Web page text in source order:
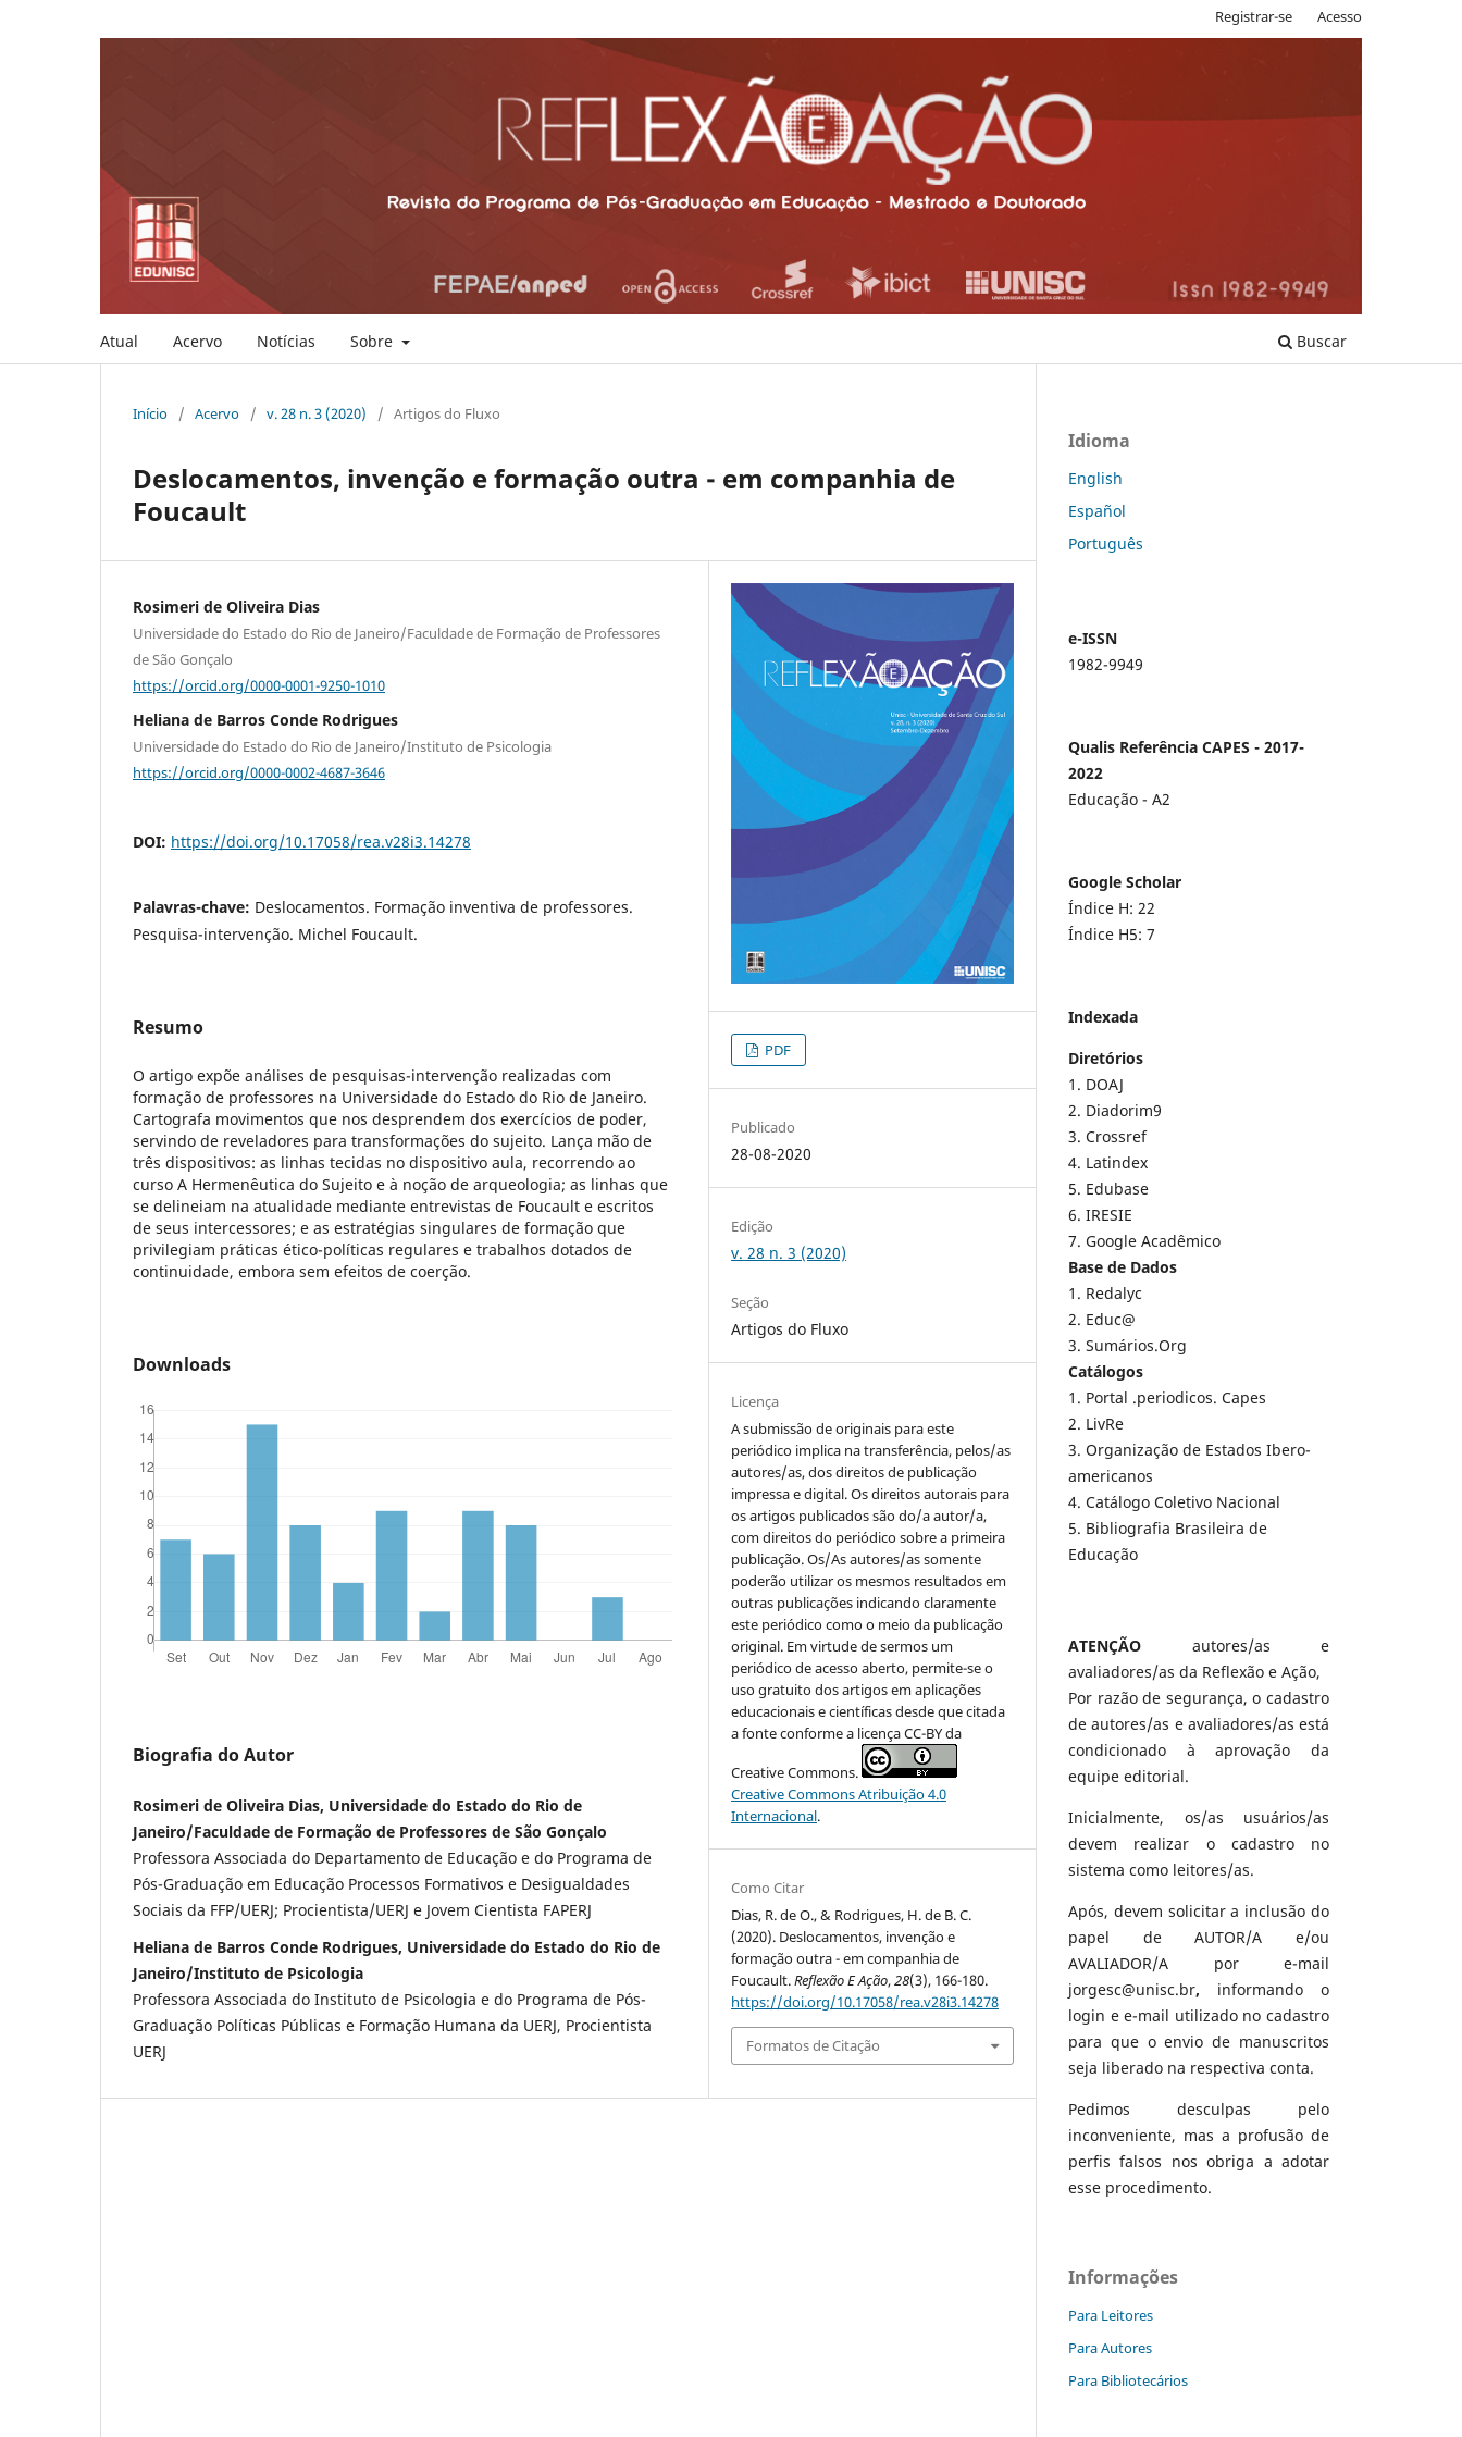
Atual Acervo Notícias Sobre Buscar
Registrar-se Acesso
Início / Acervo / v. 28 n. 3 (2020) / Artigos do Fluxo
Deslocamentos, invenção e formação outra - em companhia de
Foucault
Rosimeri de Oliveira Dias
Universidade do Estado do Rio de Janeiro/Faculdade de Formação de Professores
de São Gonçalo
https://orcid.org/0000-0001-9250-1010
Heliana de Barros Conde Rodrigues
Universidade do Estado do Rio de Janeiro/Instituto de Psicologia
https://orcid.org/0000-0002-4687-3646
DOI: https://doi.org/10.17058/rea.v28i3.14278
Palavras-chave: Deslocamentos. Formação inventiva de professores.
Pesquisa-intervenção. Michel Foucault.
Resumo
O artigo expõe análises de pesquisas-intervenção realizadas com
formação de professores na Universidade do Estado do Rio de Janeiro.
Cartografa movimentos que nos desprendem dos exercícios de poder,
servindo de reveladores para transformações do sujeito. Lança mão de
três dispositivos: as linhas tecidas no dispositivo aula, recorrendo ao
curso A Hermenêutica do Sujeito e à noção de arqueologia; as linhas que
se delineiam na atualidade mediante entrevistas de Foucault e escritos
de seus intercessores; e as estratégias singulares de formação que
privilegiam práticas ético-políticas regulares e trabalhos dotados de
continuidade, embora sem efeitos de coerção.
Downloads
Biografia do Autor
Rosimeri de Oliveira Dias, Universidade do Estado do Rio de
Janeiro/Faculdade de Formação de Professores de São Gonçalo
Professora Associada do Departamento de Educação e do Programa de
Pós-Graduação em Educação Processos Formativos e Desigualdades
Sociais da FFP/UERJ; Procientista/UERJ e Jovem Cientista FAPERJ
Heliana de Barros Conde Rodrigues, Universidade do Estado do Rio de
Janeiro/Instituto de Psicologia
Professora Associada do Instituto de Psicologia e do Programa de Pós-
Graduação Políticas Públicas e Formação Humana da UERJ, Procientista
UERJ
PDF
Publicado
28-08-2020
Edição
v. 28 n. 3 (2020)
Seção
Artigos do Fluxo
Licença
A submissão de originais para este
periódico implica na transferência, pelos/as
autores/as, dos direitos de publicação
impressa e digital. Os direitos autorais para
os artigos publicados são do/a autor/a,
com direitos do periódico sobre a primeira
publicação. Os/As autores/as somente
poderão utilizar os mesmos resultados em
outras publicações indicando claramente
este periódico como o meio da publicação
original. Em virtude de sermos um
periódico de acesso aberto, permite-se o
uso gratuito dos artigos em aplicações
educacionais e científicas desde que citada
a fonte conforme a licença CC-BY da
Creative Commons.
Creative Commons Atribuição 4.0
Internacional.
Como Citar
Dias, R. de O., & Rodrigues, H. de B. C.
(2020). Deslocamentos, invenção e
formação outra - em companhia de
Foucault.Reflexão E Ação,28(3), 166-180.
https://doi.org/10.17058/rea.v28i3.14278
Formatos de Citação
Idioma
English
Español
Português
e-ISSN
1982-9949
Qualis Referência CAPES - 2017-
2022
Educação - A2
Google Scholar
Índice H: 22
Índice H5: 7
Indexada
Diretórios
1. DOAJ
2. Diadorim9
3. Crossref
4. Latindex
5. Edubase
6. IRESIE
7. Google Acadêmico
Base de Dados
1. Redalyc
2. Educ@
3. Sumários.Org
Catálogos
1. Portal .periodicos. Capes
2. LivRe
3. Organização de Estados Ibero-
americanos
4. Catálogo Coletivo Nacional
5. Bibliografia Brasileira de
Educação
ATENÇÃO autores/as e
avaliadores/as da Reflexão e Ação,
Por razão de segurança, o cadastro
de autores/as e avaliadores/as está
condicionado à aprovação da
equipe editorial.
Inicialmente, os/as usuários/as
devem realizar o cadastro no
sistema como leitores/as.
Após, devem solicitar a inclusão do
papel de AUTOR/A e/ou
AVALIADOR/A por e-mail
jorgesc@unisc.br, informando o
login e e-mail utilizado no cadastro
para que o envio de manuscritos
seja liberado na respectiva conta.
Pedimos desculpas pelo
inconveniente, mas a profusão de
perfis falsos nos obriga a adotar
esse procedimento.
Informações
Para Leitores
Para Autores
Para Bibliotecários